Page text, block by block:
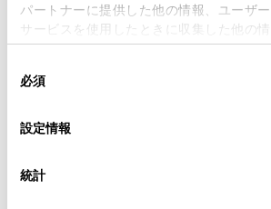
パートナーに提供した他の情報、ユーザ
サービスを使用したときに収集した他の
使用することがあります。当ウェブサイ
デバイスにすべてのCookie(クッキー)が保
意したことになります。Cookie(クッキ
設定の変更、同意を撤回したりするにあ
「Cookie（クッキー）情報の取り扱いに
必須
設定情報
統計
建物名
必須 ご希望の連絡方法